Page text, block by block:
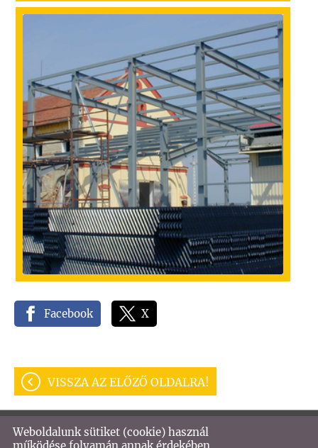
Facebook X
VISSZA AZ ELŐZŐ OLDALRA!
© 2026 - VASTECH KFT
Weboldalunk sütiket (cookie) használ